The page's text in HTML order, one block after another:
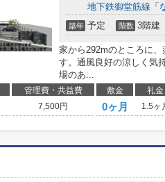
地下鉄御堂筋線 「
築年 予定 階数 3階建
家から292mのところに
す。通風良好の涼しく気
場のあ...
管理費・共益費 敷金 礼金
7,500円 0ヶ月 1.5ヶ